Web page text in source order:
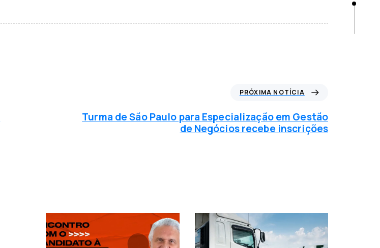
c
i
a
PRÓXIMA NOTÍCIA
Turma de São Paulo para Especialização em Gestão
de Negócios recebe inscrições